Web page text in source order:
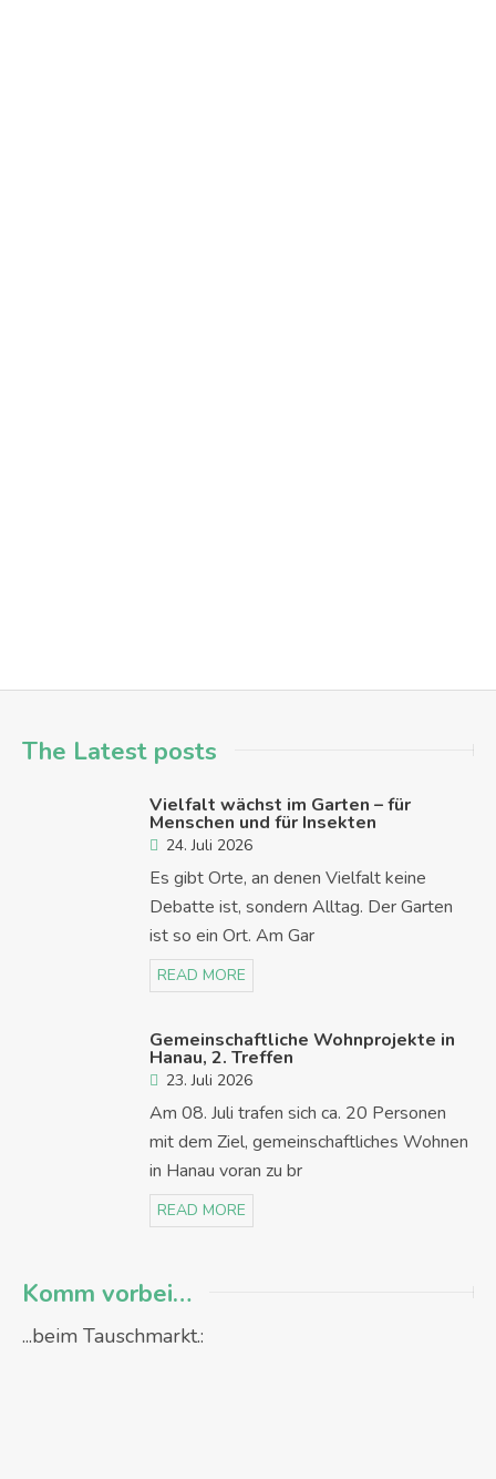
The Latest posts
Vielfalt wächst im Garten – für
Menschen und für Insekten
24. Juli 2026
Es gibt Orte, an denen Vielfalt keine
Debatte ist, sondern Alltag. Der Garten
ist so ein Ort. Am Gar
READ MORE
Gemeinschaftliche Wohnprojekte in
Hanau, 2. Treffen
23. Juli 2026
Am 08. Juli trafen sich ca. 20 Personen
mit dem Ziel, gemeinschaftliches Wohnen
in Hanau voran zu br
READ MORE
Komm vorbei…
...beim Tauschmarkt.: